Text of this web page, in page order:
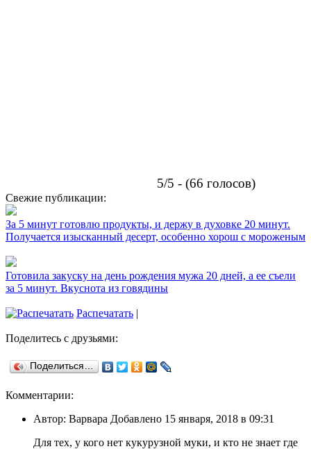
5/5 - (66 голосов)
Свежие публикации:
За 5 минут готовлю продукты, и держу в духовке 20 минут.
Получается изысканный десерт, особенно хорош с мороженым
Готовила закуску на день рождения мужа 20 дней, а ее съели
за 5 минут. Вкуснота из говядины
Распечатать |
Поделитесь с друзьями:
Поделиться…
Комментарии:
Автор: Варвара Добавлено 15 января, 2018 в 09:31
Для тех, у кого нет кукурузной муки, и кто не знает где